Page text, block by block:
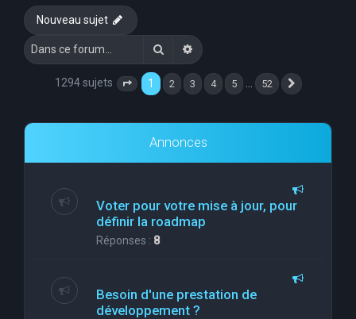
Nouveau sujet
RechercherRecherche avancée
1294 sujets Page 1 sur 52
1 2 3 4 5 … 52
Annonces
Voter pour votre mise à jour, pour
définir la roadmap
Réponses : 8
Besoin d'une prestation de
développement ?